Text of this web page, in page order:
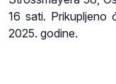
16 sati. Prikupljeno
2025. godine.